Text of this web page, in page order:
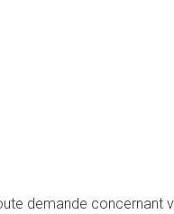
demande concernant